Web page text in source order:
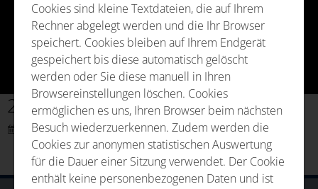
Video
250710_Video Fürth.mp4
21. August 2025 9:36
Cookies sind kleine Textdateien, die auf Ihrem
Rechner abgelegt werden und die Ihr Browser
speichert. Cookies bleiben auf Ihrem Endgerät
gespeichert bis diese automatisch gelöscht
werden oder Sie diese manuell in Ihren
Browsereinstellungen löschen. Cookies
ermöglichen es uns, Ihren Browser beim nächsten
Besuch wiederzuerkennen. Zudem werden die
Cookies zur anonymen statistischen Auswertung
für die Dauer einer Sitzung verwendet. Der Cookie
enthält keine personenbezogenen Daten und ist